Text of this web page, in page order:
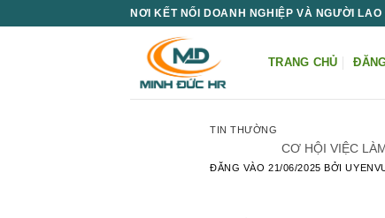
NƠI KẾT NỐI DOANH NGHIỆP VÀ NGƯỜI LAO
TRANG CHỦ
TIN THƯỜNG
CƠ HỘI VIỆC
ĐĂNG VÀO21/06/2025 BỞI